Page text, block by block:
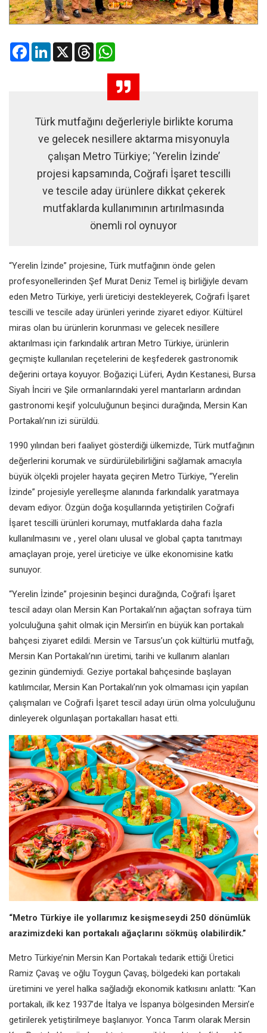
FacebookLinkedIn
X Threads
Türk mutfağını değerleriyle birlikte koruma
ve gelecek nesillere aktarma misyonuyla
çalışan Metro Türkiye; ‘Yerelin İzinde’
projesi kapsamında, Coğrafi İşaret tescilli
ve tescile aday ürünlere dikkat çekerek
mutfaklarda kullanımının artırılmasında
önemli rol oynuyor
“Yerelin İzinde” projesine, Türk mutfağının önde gelen
profesyonellerinden Şef Murat Deniz Temel iş birliğiyle devam
eden Metro Türkiye, yerli üreticiyi destekleyerek, Coğrafi İşaret
tescilli ve tescile aday ürünleri yerinde ziyaret ediyor. Kültürel
miras olan bu ürünlerin korunması ve gelecek nesillere
aktarılması için farkındalık artıran Metro Türkiye, ürünlerin
geçmişte kullanılan reçetelerini de keşfederek gastronomik
değerini ortaya koyuyor. Boğaziçi Lüferi, Aydın Kestanesi, Bursa
Siyah İnciri ve Şile ormanlarındaki yerel mantarların ardından
gastronomi keşif yolculuğunun beşinci durağında, Mersin Kan
Portakalı’nın izi sürüldü.
1990 yılından beri faaliyet gösterdiği ülkemizde, Türk mutfağının
değerlerini korumak ve sürdürülebilirliğini sağlamak amacıyla
büyük ölçekli projeler hayata geçiren Metro Türkiye, “Yerelin
İzinde” projesiyle yerelleşme alanında farkındalık yaratmaya
devam ediyor. Özgün doğa koşullarında yetiştirilen Coğrafi
İşaret tescilli ürünleri korumayı, mutfaklarda daha fazla
kullanılmasını ve , yerel olanı ulusal ve global çapta tanıtmayı
amaçlayan proje, yerel üreticiye ve ülke ekonomisine katkı
sunuyor.
“Yerelin İzinde” projesinin beşinci durağında, Coğrafi İşaret
tescil adayı olan Mersin Kan Portakalı’nın ağaçtan sofraya tüm
yolculuğuna şahit olmak için Mersin’in en büyük kan portakalı
bahçesi ziyaret edildi. Mersin ve Tarsus’un çok kültürlü mutfağı,
Mersin Kan Portakalı’nın üretimi, tarihi ve kullanım alanları
gezinin gündemiydi. Geziye portakal bahçesinde başlayan
katılımcılar, Mersin Kan Portakalı’nın yok olmaması için yapılan
çalışmaları ve Coğrafi İşaret tescil adayı ürün olma yolculuğunu
dinleyerek olgunlaşan portakalları hasat etti.
“Metro Türkiye ile yollarımız kesişmeseydi 250 dönümlük
arazimizdeki kan portakalı ağaçlarını sökmüş olabilirdik.”
Metro Türkiye’nin Mersin Kan Portakalı tedarik ettiği Üretici
Ramiz Çavaş ve oğlu Toygun Çavaş, bölgedeki kan portakalı
üretimini ve yerel halka sağladığı ekonomik katkısını anlattı: “Kan
portakalı, ilk kez 1937’de İtalya ve İspanya bölgesinden Mersin’e
getirilerek yetiştirilmeye başlanıyor. Yonca Tarım olarak Mersin